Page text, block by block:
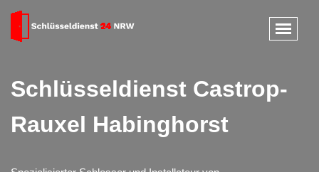
Schlüsseldienst Castrop-
Rauxel Habinghorst